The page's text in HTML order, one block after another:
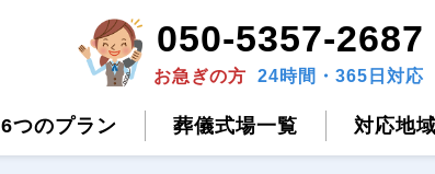
050-5357-2687
お急ぎの方 24時間・365日対応
6つのプラン 葬儀式場一覧 対応地域